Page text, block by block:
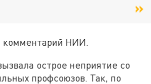
комментарий НИИ.
острое неприятие со
профсоюзов. Так, по